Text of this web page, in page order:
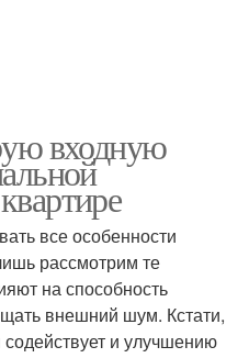
входную
все особенности
рассмотрим те
на способность
внешний шум. Кстати,
и улучшению